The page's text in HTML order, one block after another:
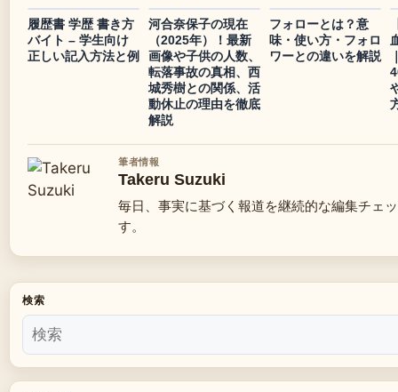
履歴書 学歴 書き方
バイト – 学生向け
正しい記入方法と例
河合奈保子の現在
（2025年）！最新
画像や子供の人数、
転落事故の真相、西
城秀樹との関係、活
動休止の理由を徹底
解説
フォローとは？意
味・使い方・フォロ
ワーとの違いを解説
筆者情報
Takeru Suzuki
毎日、事実に基づく報道を継続的な編集チェ
す。
検索